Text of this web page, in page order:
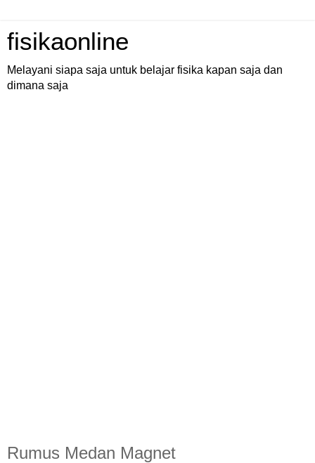
fisikaonline
Melayani siapa saja untuk belajar fisika kapan saja dan
dimana saja
Rumus Medan Magnet